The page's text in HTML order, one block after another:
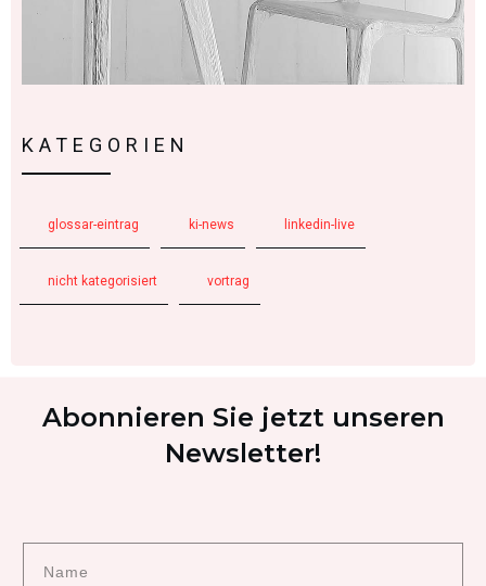
KATEGORIEN
glossar-eintrag ki-news linkedin-live
nicht kategorisiert vortrag
Abonnieren Sie jetzt unseren
Newsletter!